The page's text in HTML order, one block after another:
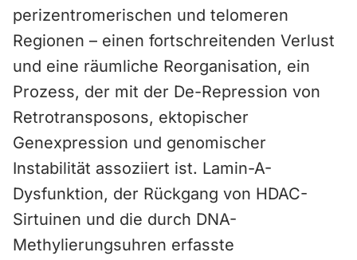
perizentromerischen und telomeren
Regionen – einen fortschreitenden Verlust
und eine räumliche Reorganisation, ein
Prozess, der mit der De-Repression von
Retrotransposons, ektopischer
Genexpression und genomischer
Instabilität assoziiert ist. Lamin-A-
Dysfunktion, der Rückgang von HDAC-
Sirtuinen und die durch DNA-
Methylierungsuhren erfasste